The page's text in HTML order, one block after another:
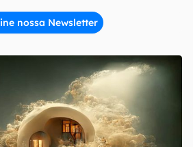
nossa Newsletter
do Canaltech.